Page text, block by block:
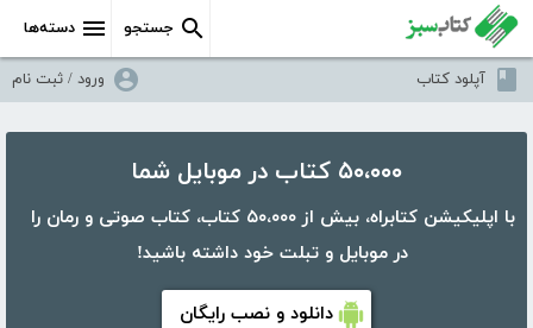
دسته‌ها جستجو
آپلود کتاب ورود / ثبت نام
۵۰،۰۰۰ کتاب در موبایل شما
با اپلیکیشن کتابراه، بیش از ۵۰،۰۰۰ کتاب، کتاب صوتی و رمان را
در موبایل و تبلت خود داشته باشید!
دانلود و نصب رایگان